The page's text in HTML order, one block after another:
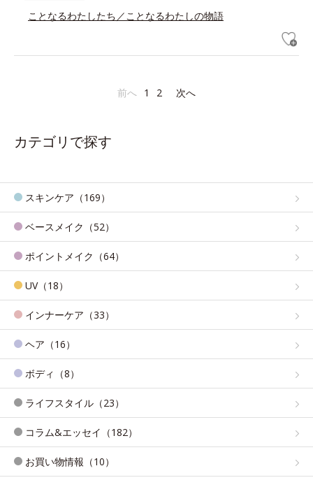
ことなるわたしたち／ことなるわたしの物語
前へ 1 2 次へ
カテゴリで探す
スキンケア（169）
ベースメイク（52）
ポイントメイク（64）
UV（18）
インナーケア（33）
ヘア（16）
ボディ（8）
ライフスタイル（23）
コラム&エッセイ（182）
お買い物情報（10）